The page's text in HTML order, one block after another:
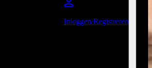
Inloggen/Registreren